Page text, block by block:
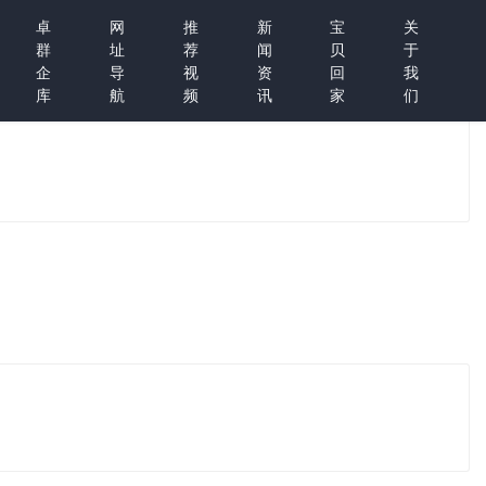
卓
群
企
库
网
址
导
航
推
荐
视
频
新
闻
资
讯
宝
贝
回
家
关
于
我
们